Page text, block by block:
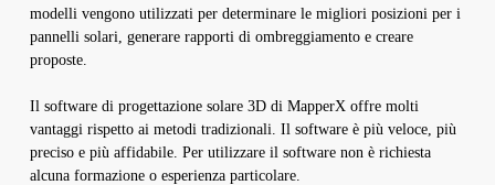
modelli vengono utilizzati per determinare le migliori posizioni per i
pannelli solari, generare rapporti di ombreggiamento e creare
proposte.
Il software di progettazione solare 3D di MapperX offre molti
vantaggi rispetto ai metodi tradizionali. Il software è più veloce, più
preciso e più affidabile. Per utilizzare il software non è richiesta
alcuna formazione o esperienza particolare.